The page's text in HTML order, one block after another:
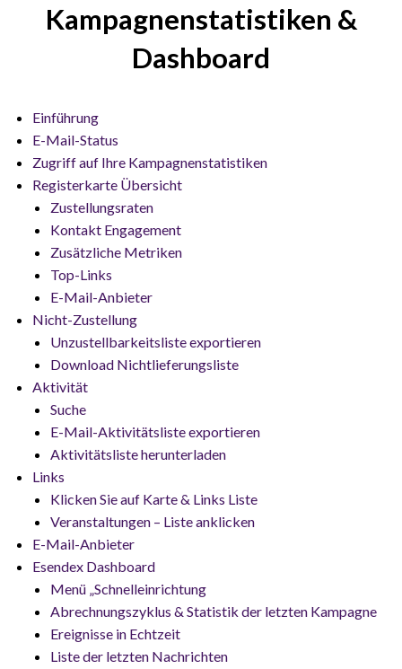
Kampagnenstatistiken &
Dashboard
Einführung
E-Mail-Status
Zugriff auf Ihre Kampagnenstatistiken
Registerkarte Übersicht
Zustellungsraten
Kontakt Engagement
Zusätzliche Metriken
Top-Links
E-Mail-Anbieter
Nicht-Zustellung
Unzustellbarkeitsliste exportieren
Download Nichtlieferungsliste
Aktivität
Suche
E-Mail-Aktivitätsliste exportieren
Aktivitätsliste herunterladen
Links
Klicken Sie auf Karte & Links Liste
Veranstaltungen – Liste anklicken
E-Mail-Anbieter
Esendex Dashboard
Menü „Schnelleinrichtung
Abrechnungszyklus & Statistik der letzten Kampagne
Ereignisse in Echtzeit
Liste der letzten Nachrichten